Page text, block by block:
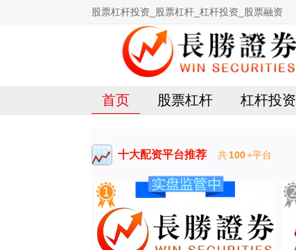
股票杠杆投资_股票杠杆_杠杆投资_股票融资
首页 股票杠杆 杠杆投资
十大配资平台推荐 共100+平台